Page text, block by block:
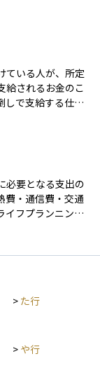
都合退職か会社
間や支給日数が変
として活用される
ります。
ている人が、所定
給されるお金のこ
しで支給する仕組
どが必要です。
ことなど、いく
手当を受けること
り組むことが可能
必要となる支出の
費・通信費・交通
イフプランニング
保険料、通信費な
握が容易になり
、リタイア後は
> た行
> や行